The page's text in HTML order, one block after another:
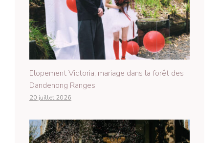
Elopement Victoria, mariage dans la forêt des
Dandenong Ranges
20 juillet 2026